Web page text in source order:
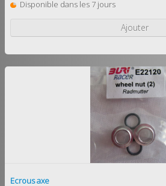
Disponible dans les 7 jours
Ajouter
Ecrous axe